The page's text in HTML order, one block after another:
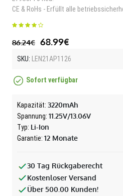
CE & RoHs - Erfüllt alle
86.24€ 68.99€
SKU: LEN21AP1126
Sofort verfügbar
Kapazität: 3220mAh
Spannung: 11.25V/13.06V
Typ: Li-Ion
Garantie: 12 Monate
30 Tag Rückgaberecht
Kostenloser Versand
Über 500.00 Kunden!